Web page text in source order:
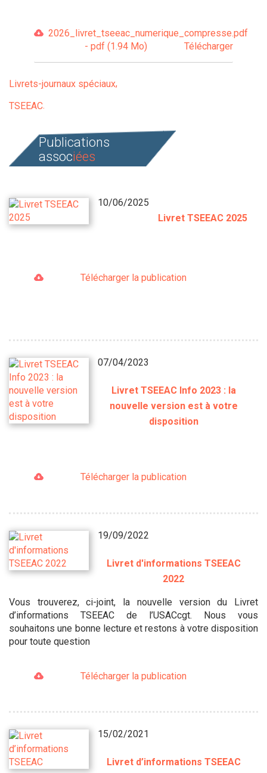
2026_livret_tseeac_numerique_compresse.pdf
- pdf (1.94 Mo)
Télécharger
Livrets-journaux spéciaux
TSEEAC
Publications
associées
10/06/2025
Livret TSEEAC 2025
Télécharger la publication
07/04/2023
Livret TSEEAC Info 2023 : la
nouvelle version est à votre
disposition
Télécharger la publication
19/09/2022
Livret d'informations TSEEAC
2022
Vous trouverez, ci-joint, la nouvelle version du Livret
d’informations TSEEAC de l’USACcgt. Nous vous
souhaitons une bonne lecture et restons à votre disposition
pour toute question
Télécharger la publication
15/02/2021
Livret d’informations TSEEAC